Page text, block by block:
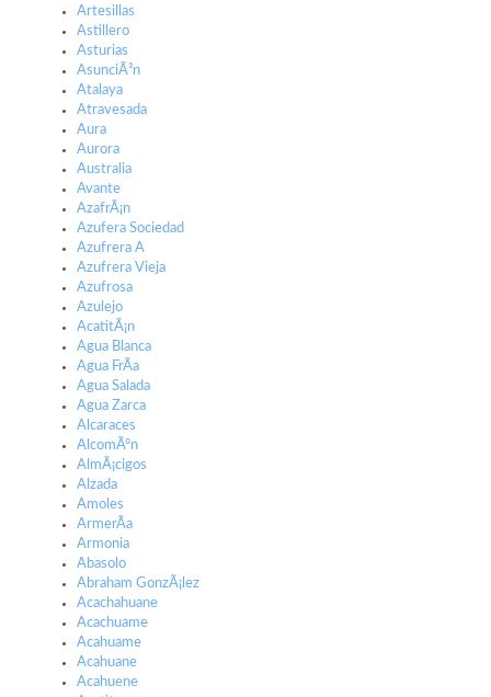
Artesillas
Astillero
Asturias
AsunciÃ³n
Atalaya
Atravesada
Aura
Aurora
Australia
Avante
AzafrÃ¡n
Azufera Sociedad
Azufrera A
Azufrera Vieja
Azufrosa
Azulejo
AcatitÃ¡n
Agua Blanca
Agua FrÃ­a
Agua Salada
Agua Zarca
Alcaraces
AlcomÃºn
AlmÃ¡cigos
Alzada
Amoles
ArmerÃ­a
Armonia
Abasolo
Abraham GonzÃ¡lez
Acachahuane
Acachuame
Acahuame
Acahuane
Acahuene